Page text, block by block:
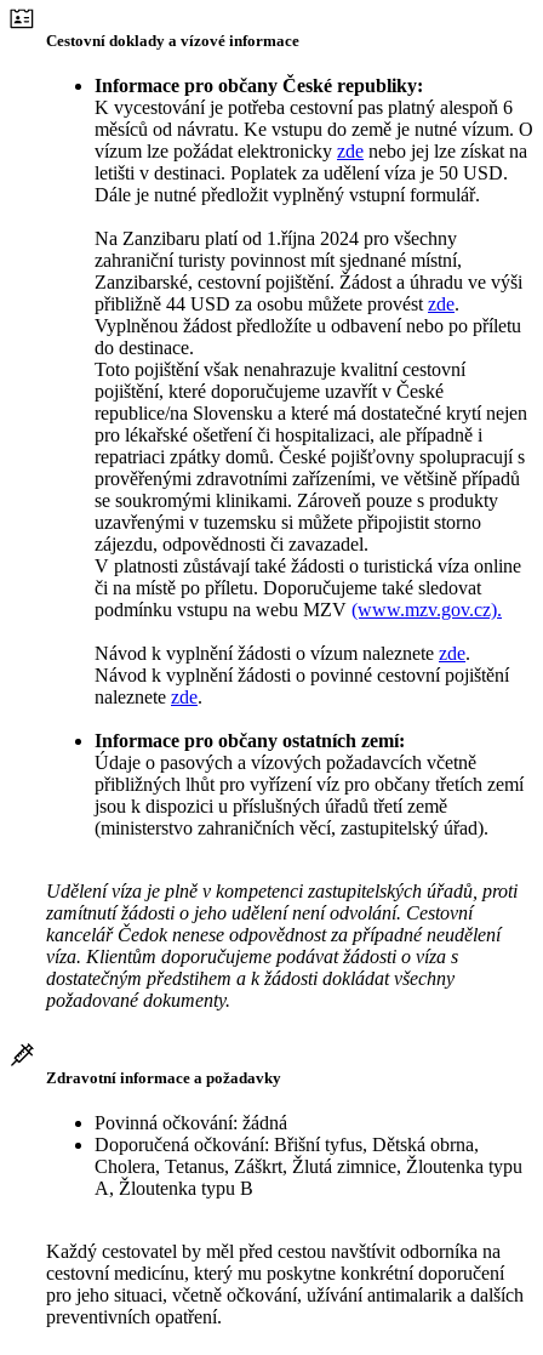
Cestovní doklady a vízové informace
Informace pro občany České republiky:
K vycestování je potřeba cestovní pas platný alespoň 6
měsíců od návratu. Ke vstupu do země je nutné vízum. O
vízum lze požádat elektronicky zde nebo jej lze získat na
letišti v destinaci. Poplatek za udělení víza je 50 USD.
Dále je nutné předložit vyplněný vstupní formulář.
Na Zanzibaru platí od 1.října 2024 pro všechny
zahraniční turisty povinnost mít sjednané místní,
Zanzibarské, cestovní pojištění. Žádost a úhradu ve výši
přibližně 44 USD za osobu můžete provéstzde.
Vyplněnou žádost předložíte u odbavení nebo po příletu
do destinace.
Toto pojištění však nenahrazuje kvalitní cestovní
pojištění, které doporučujeme uzavřít v České
republice/na Slovensku a které má dostatečné krytí nejen
pro lékařské ošetření či hospitalizaci, ale případně i
repatriaci zpátky domů. České pojišťovny spolupracují s
prověřenými zdravotními zařízeními, ve většině případů
se soukromými klinikami. Zároveň pouze s produkty
uzavřenými v tuzemsku si můžete připojistit storno
zájezdu, odpovědnosti či zavazadel.
V platnosti zůstávají také žádosti o turistická víza online
či na místě po příletu. Doporučujeme také sledovat
podmínku vstupu na webu MZV (www.mzv.gov.cz).
Návod k vyplnění žádosti o vízum naleznete zde.
Návod k vyplnění žádosti o povinné cestovní pojištění
naleznete zde.
Informace pro občany ostatních zemí:
Údaje o pasových a vízových požadavcích včetně
přibližných lhůt pro vyřízení víz pro občany třetích zemí
jsou k dispozici u příslušných úřadů třetí země
(ministerstvo zahraničních věcí, zastupitelský úřad).
Udělení víza je plně v kompetenci zastupitelských úřadů, proti
zamítnutí žádosti o jeho udělení není odvolání. Cestovní
kancelář Čedok nenese odpovědnost za případné neudělení
víza. Klientům doporučujeme podávat žádosti o víza s
dostatečným předstihem a k žádosti dokládat všechny
požadované dokumenty.
Zdravotní informace a požadavky
Povinná očkování: žádná
Doporučená očkování: Břišní tyfus, Dětská obrna,
Cholera, Tetanus, Záškrt, Žlutá zimnice, Žloutenka typu
A, Žloutenka typu B
Každý cestovatel by měl před cestou navštívit odborníka na
cestovní medicínu, který mu poskytne konkrétní doporučení
pro jeho situaci, včetně očkování, užívání antimalarik a dalších
preventivních opatření.